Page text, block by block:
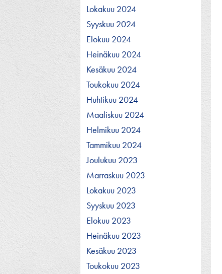
Lokakuu 2024
Syyskuu 2024
Elokuu 2024
Heinäkuu 2024
Kesäkuu 2024
Toukokuu 2024
Huhtikuu 2024
Maaliskuu 2024
Helmikuu 2024
Tammikuu 2024
Joulukuu 2023
Marraskuu 2023
Lokakuu 2023
Syyskuu 2023
Elokuu 2023
Heinäkuu 2023
Kesäkuu 2023
Toukokuu 2023